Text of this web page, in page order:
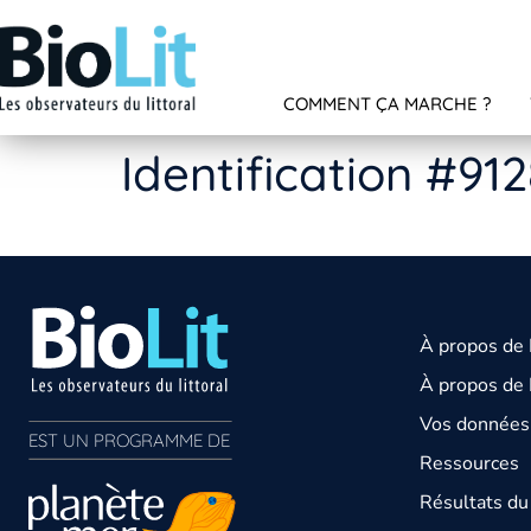
COMMENT ÇA MARCHE ?
Identification
EST UN PROGRAMME DE
À propos de
À propos de
Vos
Ressources
Résultats